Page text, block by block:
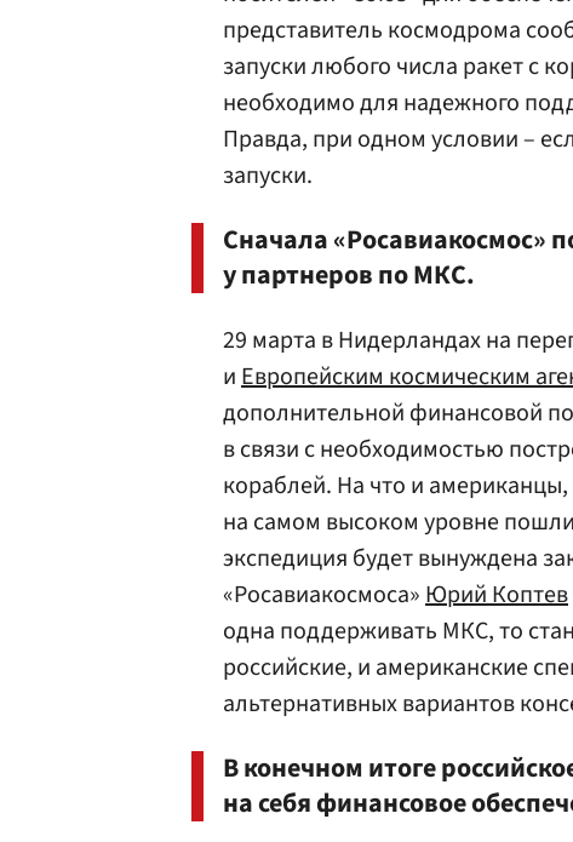
представитель космодрома
запуски любого числа ракет с
необходимо для надежного
Правда, при одном условии –
запуски.
Сначала «Росавиакосмос»
у партнеров по МКС.
29 марта в Нидерландах на
иЕвропейским космическим
дополнительной финансовой
в связи с необходимостью
кораблей. На что и
на самом высоком уровне
экспедиция будет вынуждена
«Росавиакосмоса»Юрий Коптев
одна поддерживать МКС, то
российские, и американские
альтернативных вариантов
В конечном итоге
на себя финансовое